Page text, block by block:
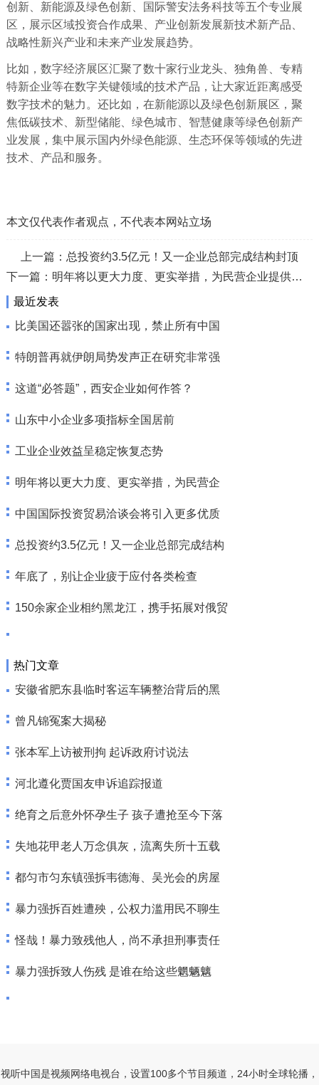
创新、新能源及绿色创新、国际警安法务科技等五个专业展
区，展示区域投资合作成果、产业创新发展新技术新产品、
战略性新兴产业和未来产业发展趋势。
比如，数字经济展区汇聚了数十家行业龙头、独角兽、专精
特新企业等在数字关键领域的技术产品，让大家近距离感受
数字技术的魅力。还比如，在新能源以及绿色创新展区，聚
焦低碳技术、新型储能、绿色城市、智慧健康等绿色创新产
业发展，集中展示国内外绿色能源、生态环保等领域的先进
技术、产品和服务。
本文仅代表作者观点，不代表本网站立场
上一篇： 总投资约3.5亿元！又一企业总部完成结构封顶
下一篇： 明年将以更大力度、更实举措，为民营企业提供更多“阳光雨露”
最近发表
比美国还嚣张的国家出现，禁止所有中国
特朗普再就伊朗局势发声正在研究非常强
这道“必答题”，西安企业如何作答？
山东中小企业多项指标全国居前
工业企业效益呈稳定恢复态势
明年将以更大力度、更实举措，为民营企
中国国际投资贸易洽谈会将引入更多优质
总投资约3.5亿元！又一企业总部完成结构
年底了，别让企业疲于应付各类检查
150余家企业相约黑龙江，携手拓展对俄贸
热门文章
安徽省肥东县临时客运车辆整治背后的黑
曾凡锦冤案大揭秘
张本军上访被刑拘 起诉政府讨说法
河北遵化贾国友申诉追踪报道
绝育之后意外怀孕生子 孩子遭抢至今下落
失地花甲老人万念俱灰，流离失所十五载
都匀市匀东镇强拆韦德海、吴光会的房屋
暴力强拆百姓遭殃，公权力滥用民不聊生
怪哉！暴力致残他人，尚不承担刑事责任
暴力强拆致人伤残 是谁在给这些魍魉魑
视听中国是视频网络电视台，设置100多个节目频道，24小时全球轮播，